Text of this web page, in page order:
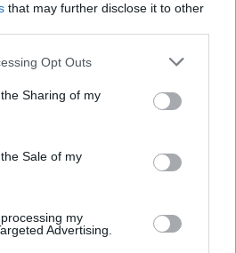
that may further disclose it to other
app uses one or more Google
usage behaviour. You may click to
Google and its third-party tags to
purposes in below Google
Opt Outs
Sharing of my
Sale of my
my
Advertising.
a matematikai kihívásokkal,
tegye agyi erejét. Hány
ezen a képen?